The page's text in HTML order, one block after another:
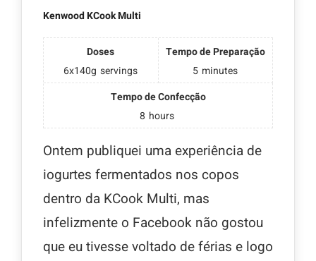
Kenwood KCook Multi
Doses
6x140g servings
Tempo de Preparação
5 minutes
Tempo de Confecção
8 hours
Ontem publiquei uma experiência de
iogurtes fermentados nos copos
dentro da KCook Multi, mas
infelizmente o Facebook não gostou
que eu tivesse voltado de férias e logo